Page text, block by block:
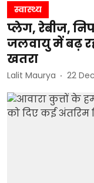
स्वास्थ्य
प्लेग, रेबीज,
जलवायु में बढ़
खतरा
Lalit Maurya 22